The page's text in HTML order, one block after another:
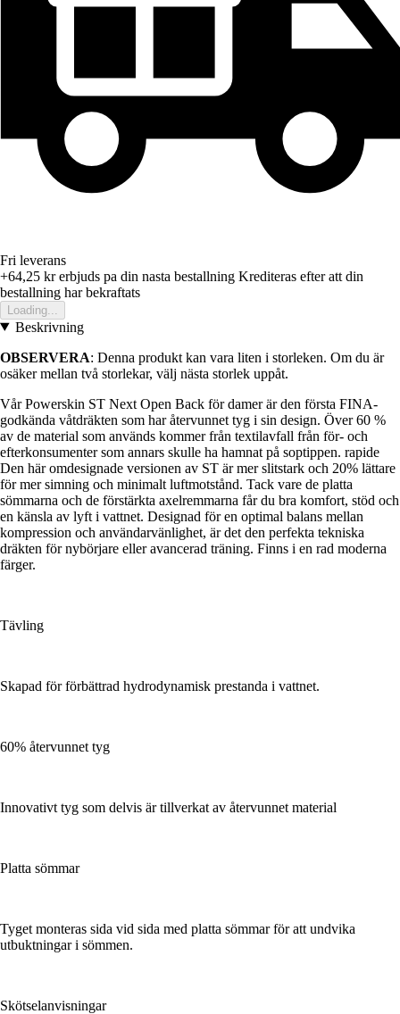
Fri leverans
+64,25 krerbjuds pa din nasta bestallning Krediteras efter att din
bestallning har bekraftats
Loading...
Beskrivning
OBSERVERA: Denna produkt kan vara liten i storleken. Om du är
osäker mellan två storlekar, välj nästa storlek uppåt.
Vår Powerskin ST Next Open Back för damer är den första FINA-
godkända våtdräkten som har återvunnet tyg i sin design. Över 60 %
av de material som används kommer från textilavfall från för- och
efterkonsumenter som annars skulle ha hamnat på soptippen. rapide
Den här omdesignade versionen av ST är mer slitstark och 20% lättare
för mer simning och minimalt luftmotstånd. Tack vare de platta
sömmarna och de förstärkta axelremmarna får du bra komfort, stöd och
en känsla av lyft i vattnet. Designad för en optimal balans mellan
kompression och användarvänlighet, är det den perfekta tekniska
dräkten för nybörjare eller avancerad träning. Finns i en rad moderna
färger.
Tävling
Skapad för förbättrad hydrodynamisk prestanda i vattnet.
60% återvunnet tyg
Innovativt tyg som delvis är tillverkat av återvunnet material
Platta sömmar
Tyget monteras sida vid sida med platta sömmar för att undvika
utbuktningar i sömmen.
Skötselanvisningar